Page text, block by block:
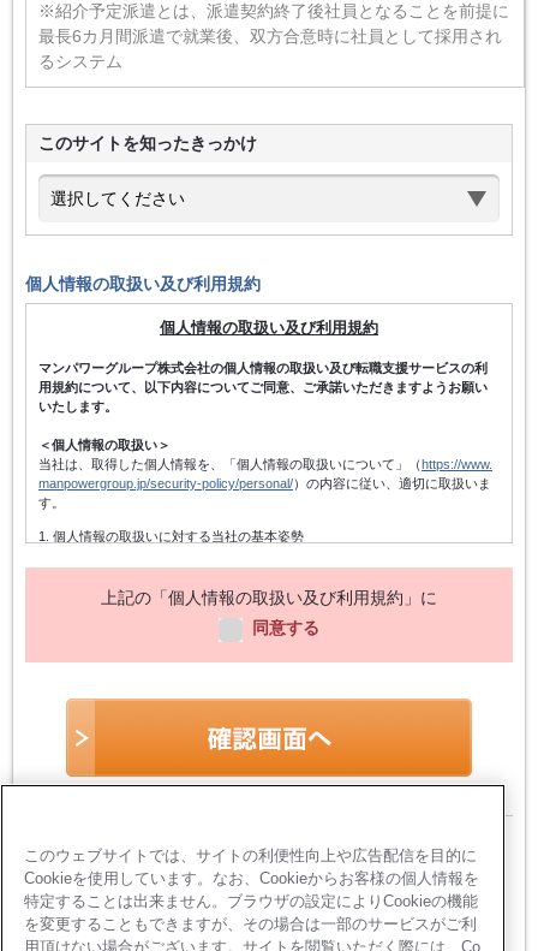
※紹介予定派遣とは、派遣契約終了後社員となることを前提に
最長6カ月間派遣で就業後、双方合意時に社員として採用され
るシステム
このサイトを知ったきっかけ
個人情報の取扱い及び利用規約
個人情報の取扱い及び利用規約
マンパワーグループ株式会社の個人情報の取扱い及び転職支援サービスの利
用規約について、以下内容についてご同意、ご承諾いただきますようお願い
いたします。
＜個人情報の取扱い＞
当社は、取得した個人情報を、「個人情報の取扱いについて」（ https://www.
manpowergroup.jp/security-policy/personal/）の内容に従い、適切に取扱いま
す。
1. 個人情報の取扱いに対する当社の基本姿勢
ます。また、個人情報の取得にあたっては、適法かつ公正な手段によって
ある本人に対し個人情報を与えることの任意性及び当該情報を与えなかっ
個人情報は、登録手続きのための連絡・受付、職業紹介関係業務の遂行、
当社のサービスに関する情報・キャンペーン・セミナー・イベントの案
内、当社のサービスを向上させるための各種アンケートの依頼、当社に対
遂行のために利用します。
当社規程及び関連する法令等を含む）に準拠し、不正アクセス・紛失・破
壊・改ざん・漏洩等がないように適切に取扱います。
4. 統計処理された個人情報の利用
当社は取得した個人情報を元に、個人を特定しないように加工し、統計デ
ータを作成することがあります。個人を特定できないように加工された統
上記の「個人情報の取扱い及び利用規約」に
同意する
当サイトは、お客様のプライバシー保護のた
め、個人情報入力ページにおいてSSL暗号化通
信を採用しています
このウェブサイトでは、サイトの利便性向上や広告配信を目的に
Cookieを使用しています。なお、Cookieからお客様の個人情報を
特定することは出来ません。ブラウザの設定によりCookieの機能
を変更することもできますが、その場合は一部のサービスがご利
用頂けない場合がございます。サイトを閲覧いただく際には、Co